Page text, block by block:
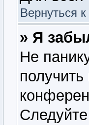
Вернуться
» Я
Не